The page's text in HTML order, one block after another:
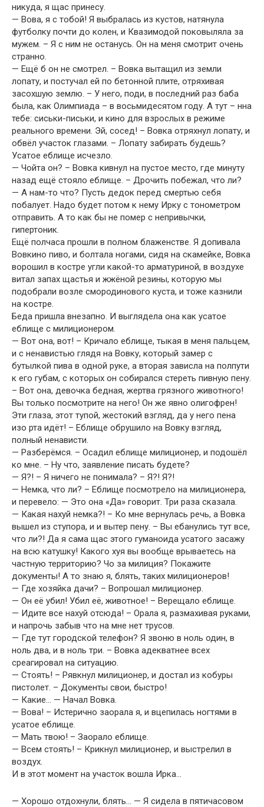
никуда, я щас принесу.
— Вова, я с тобой! Я выбралась из кустов, натянула
футболку почти до колен, и Квазимодой поковыляла за
мужем. – Я с ним не останусь. Он на меня смотрит очень
странно.
— Ещё б он не смотрел. – Вовка вытащил из земли
лопату, и постучал ей по бетонной плите, отряхивая
засохшую землю. – У него, поди, в последний раз баба
была, как Олимпиада – в восьмидесятом году. А тут – нна
тебе: сиськи-письки, и кино для взрослых в режиме
реального времени. Эй, сосед! – Вовка отряхнул лопату, и
обвёл участок глазами. – Лопату забирать будешь?
Усатое еблище исчезло.
— Чойта он? – Вовка кивнул на пустое место, где минуту
назад ещё стояло еблище. – Дрочить побежал, что ли?
— А нам-то что? Пусть дедок перед смертью себя
побалует. Надо будет потом к нему Ирку с тонометром
отправить. А то как бы не помер с непривычки,
гипертоник.
Ещё полчаса прошли в полном блаженстве. Я допивала
Вовкино пиво, и болтала ногами, сидя на скамейке, Вовка
ворошил в костре угли какой-то арматуриной, в воздухе
витал запах щастья и жжёной резины, которую мы
подобрали возле смородинового куста, и тоже казнили
на костре.
Беда пришла внезапно. И выглядела она как усатое
еблище с милиционером.
— Вот она, вот! – Кричало еблище, тыкая в меня пальцем,
и с ненавистью глядя на Вовку, который замер с
бутылкой пива в одной руке, а вторая зависла на полпути
к его губам, с которых он собирался стереть пивную пену.
– Вот она, девочка бедная, жертва грязного животного!
Вы только посмотрите на него! Он же явно олигофрен!
Эти глаза, этот тупой, жестокий взгляд, да у него пена
изо рта идёт! – Еблище обрушило на Вовку взгляд,
полный ненависти.
— Разберёмся. – Осадил еблище милиционер, и подошёл
ко мне. – Ну что, заявление писать будете?
— Я?! – Я ничего не понимала? – Я?! Я?!
— Немка, что ли? – Еблище посмотрело на милиционера,
и перевело: — Это она «Да» говорит. Три раза сказала.
— Какая нахуй немка?! – Ко мне вернулась речь, а Вовка
вышел из ступора, и и вытер пену. – Вы ебанулись тут все,
что ли?! Да я сама щас этого гуманоида усатого засажу
на всю катушку! Какого хуя вы вообще врываетесь на
частную территорию? Чо за милиция? Покажите
документы! А то знаю я, блять, таких милиционеров!
— Где хозяйка дачи? – Вопрошал милиционер.
— Он её убил! Убил её, животное! – Верещало еблище.
— Идите все нахуй отсюда! – Орала я, размахивая руками,
и напрочь забыв что на мне нет трусов.
— Где тут городской телефон? Я звоню в ноль один, в
ноль два, и в ноль три. – Вовка адекватнее всех
среагировал на ситуацию.
— Стоять! – Рявкнул милиционер, и достал из кобуры
пистолет. – Документы свои, быстро!
— Какие… — Начал Вовка.
— Вова! – Истерично заорала я, и вцепилась ногтями в
усатое еблище.
— Мать твою! – Заорало еблище.
— Всем стоять! – Крикнул милиционер, и выстрелил в
воздух.
И в этот момент на участок вошла Ирка…
— Хорошо отдохнули, блять… — Я сидела в пятичасовом